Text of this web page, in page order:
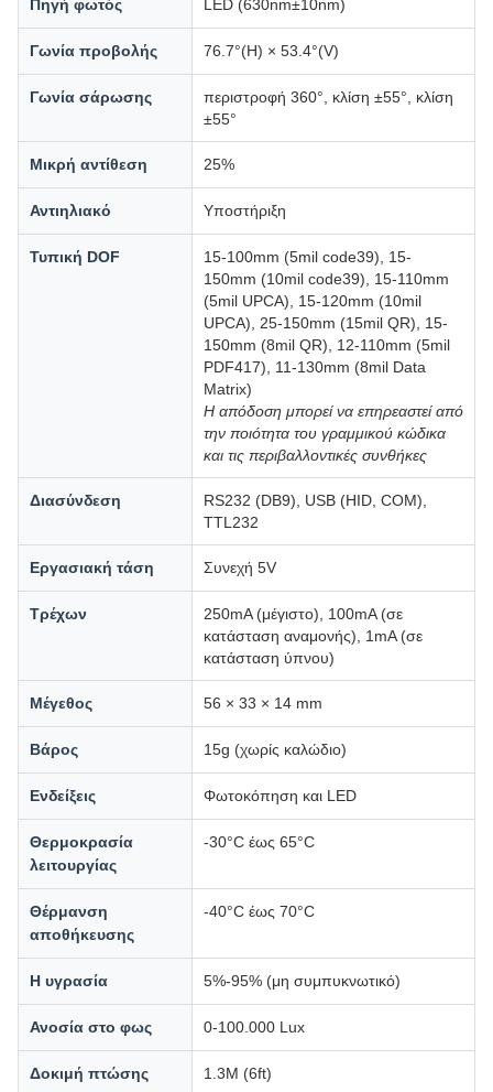
Πηγή φωτός LED (630nm±10nm)
Γωνία προβολής 76.7°(H) × 53.4°(V)
Γωνία σάρωσης
περιστροφή 360°, κλίση ±55°, κλίση
±55°
Μικρή αντίθεση 25%
Αντιηλιακό Υποστήριξη
Τυπική DOF
15-100mm (5mil code39), 15-
150mm (10mil code39), 15-110mm
(5mil UPCA), 15-120mm (10mil
UPCA), 25-150mm (15mil QR), 15-
150mm (8mil QR), 12-110mm (5mil
PDF417), 11-130mm (8mil Data
Matrix)
Η απόδοση μπορεί να επηρεαστεί από
την ποιότητα του γραμμικού κώδικα
και τις περιβαλλοντικές συνθήκες
Διασύνδεση
RS232 (DB9), USB (HID, COM),
TTL232
Εργασιακή τάση Συνεχή 5V
Τρέχων
250mA (μέγιστο), 100mA (σε
κατάσταση αναμονής), 1mA (σε
κατάσταση ύπνου)
Μέγεθος 56 × 33 × 14 mm
Βάρος 15g (χωρίς καλώδιο)
Ενδείξεις Φωτοκόπηση και LED
Θερμοκρασία
λειτουργίας
-30°C έως 65°C
Θέρμανση
αποθήκευσης
-40°C έως 70°C
Η υγρασία 5%-95% (μη συμπυκνωτικό)
Ανοσία στο φως 0-100.000 Lux
Δοκιμή πτώσης 1.3M (6ft)